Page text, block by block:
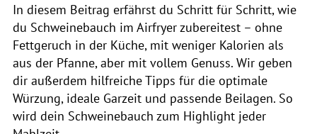
In diesem Beitrag erfährst du Schritt für Schritt, wie
du Schweinebauch im Airfryer zubereitest – ohne
Fettgeruch in der Küche, mit weniger Kalorien als
aus der Pfanne, aber mit vollem Genuss. Wir geben
dir außerdem hilfreiche Tipps für die optimale
Würzung, ideale Garzeit und passende Beilagen. So
wird dein Schweinebauch zum Highlight jeder